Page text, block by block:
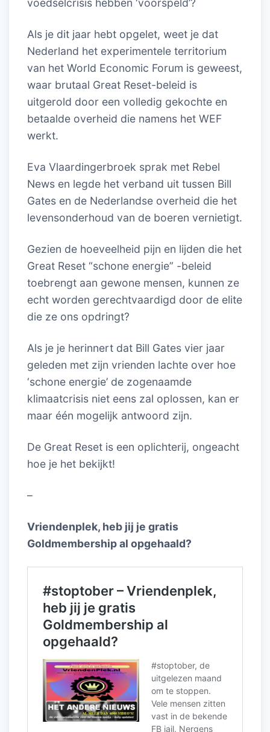
voedselcrisis hebben ‘voorspeld’?
Als je dit jaar hebt opgelet, weet je dat
Nederland het experimentele territorium
van het World Economic Forum is geweest,
waar brutaal Great Reset-beleid is
uitgerold door een volledig gekochte en
betaalde overheid die namens het WEF
werkt.
Eva Vlaardingerbroek sprak met Rebel
News en legde het verband uit tussen Bill
Gates en de Nederlandse overheid die het
levensonderhoud van de boeren vernietigt.
Gezien de hoeveelheid pijn en lijden die het
Great Reset “schone energie” -beleid
toebrengt aan gewone mensen, kunnen ze
echt worden gerechtvaardigd door de elite
die ze ons opdringt?
Als je je herinnert dat Bill Gates vier jaar
geleden met zijn vrienden lachte over hoe
‘schone energie’ de zogenaamde
klimaatcrisis niet eens zal oplossen, kan er
maar één mogelijk antwoord zijn.
De Great Reset is een oplichterij, ongeacht
hoe je het bekijkt!
–
Vriendenplek, heb jij je gratis
Goldmembership al opgehaald?